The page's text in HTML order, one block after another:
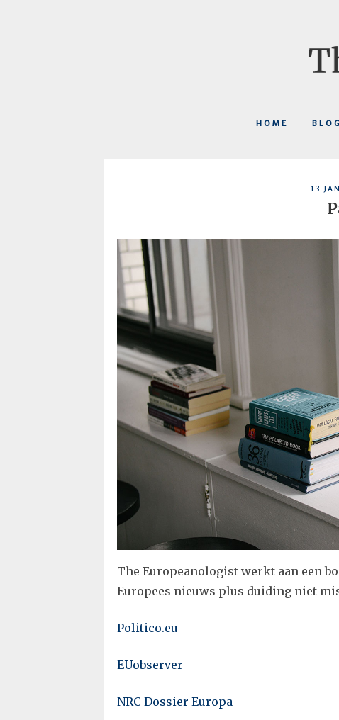
HOME BLOG
13
The Europeanologist werkt aan een
Europees nieuws plus duiding niet
Politico.eu
EUobserver
NRC Dossier Europa